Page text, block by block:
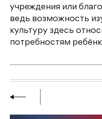
учреждения или
ведь возможность
культуру здесь
потребностям